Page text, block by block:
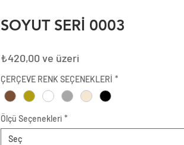
SOYUT SERİ 0003
₺420,00 ve üzeri
ÇERÇEVE RENK SEÇENEKLERİ *
Ölçü Seçenekleri *
Seç